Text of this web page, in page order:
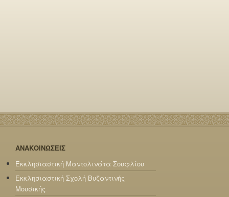
ΑΝΑΚΟΙΝΩΣΕΙΣ
Εκκλησιαστική Μαντολινάτα Σουφλίου
Εκκλησιαστική Σχολή Βυζαντινής
Μουσικής